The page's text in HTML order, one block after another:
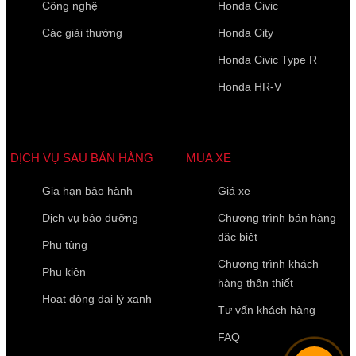
Công nghệ
Các giải thưởng
Honda Civic
Honda City
Honda Civic Type R
Honda HR-V
DỊCH VỤ SAU BÁN HÀNG
Gia hạn bảo hành
Dịch vụ bảo dưỡng
Phụ tùng
Phụ kiện
Hoạt động đại lý xanh
MUA XE
Giá xe
Chương trình bán hàng
đặc biệt
Chương trình khách
hàng thân thiết
Tư vấn khách hàng
FAQ
Điện thoại di động*
10 của 10 Ký tự còn lại